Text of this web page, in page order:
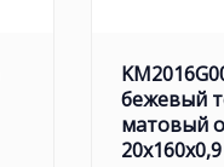
бежевый
матовый